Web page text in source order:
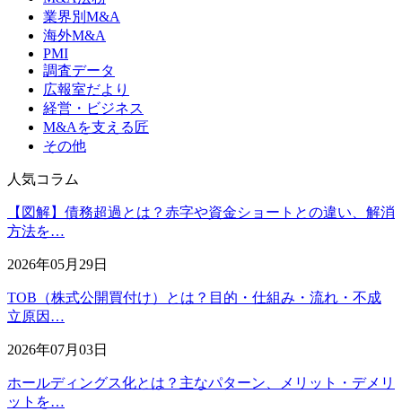
業界別M&A
海外M&A
PMI
調査データ
広報室だより
経営・ビジネス
M&Aを支える匠
その他
人気コラム
【図解】債務超過とは？赤字や資金ショートとの違い、解消
方法を…
2026年05月29日
TOB（株式公開買付け）とは？目的・仕組み・流れ・不成
立原因…
2026年07月03日
ホールディングス化とは？主なパターン、メリット・デメリ
ットを…